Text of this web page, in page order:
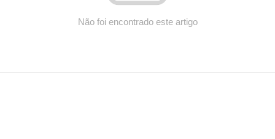
Não foi encontrado este artigo